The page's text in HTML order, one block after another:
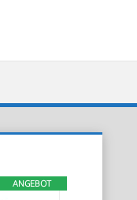
ANGEBOT